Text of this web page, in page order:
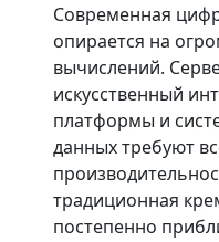
Современная
опирается на
вычислений.
искусственный
платформы и
данных требуют
традиционная
постепенно